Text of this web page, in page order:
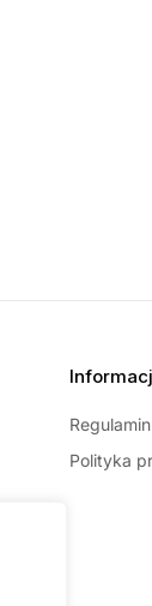
Regulamin
Polityka